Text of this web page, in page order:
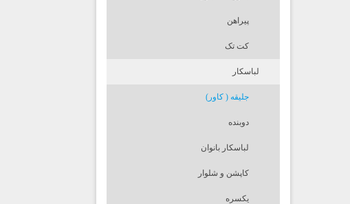
پیراهن
کت تک
لباسکار
جلیقه ( کاور)
دوبنده
لباسکار بانوان
کاپشن و شلوار
یکسره